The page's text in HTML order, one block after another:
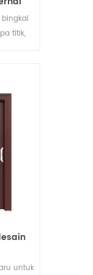
titik,
untuk